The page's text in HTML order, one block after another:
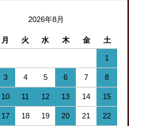
2026年8月
月 火 水 木 金 土
1
3 4 5 6 7 8
10 11 12 13 14 15
17 18 19 20 21 22